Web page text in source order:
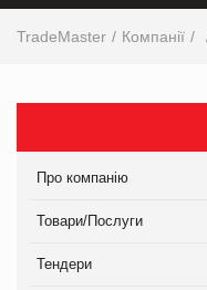
TradeMaster Компанії
Про компанію
Товари/Послуги
Тендери